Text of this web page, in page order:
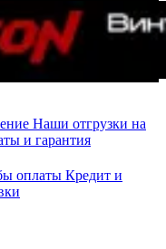
Наши отгрузки на
и гарантия
оплаты Кредит и